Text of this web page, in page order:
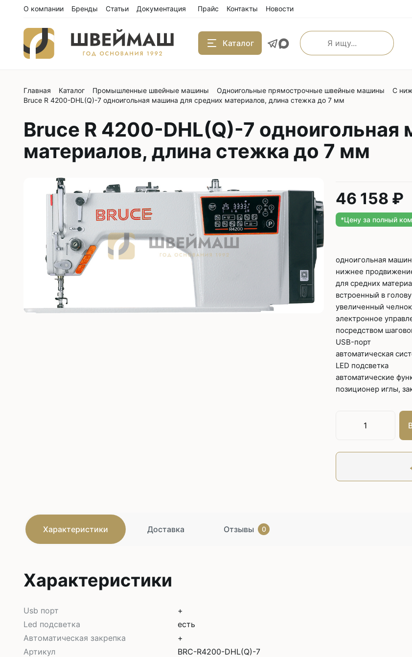
О компании Бренды Статьи Документация Прайс Контакты Новости
Каталог
Одноигольные прямострочные
швейные машины
С нижним транспортером
С нижним и игольным транспортером
С нижним и верхним транспортером
С тройным транспортером
Двухигольные прямострочные
швейные машины
Без отключения игл
С отключением игл
Прямострочные машины цепного
стежка
Машины с П-образной
платформой
Машины
Трехниточные
Четырехниточные
Пятиниточные
Однониточные
Плоскошовные
Плоскошовные
под окантователь
Плоскошовные
платформой
Подшивочные
Скорняжные
Промышленные
Главная Каталог Промышленные швейные машины Одноигольные прямострочные швейные машины
С
Bruce R 4200-DHL(Q)-7 одноигольная машина для средних материалов, длина стежка до 7 мм
Bruce R 4200-DHL(Q)-7 одноигольная
материалов, длина стежка до 7 мм
46 158 ₽
*Цену за полный
одноигольная
нижнее
для средних
встроенный в
увеличенный челнок
электронное
посредством
USB-порт
автоматическая
LED подсветка
автоматические
позиционер иглы,
Характеристики Доставка Отзывы 0
Характеристики
Usb порт
+
Led подсветка
есть
Автоматическая закрепка
+
Артикул
BRC-R4200-DHL(Q)-7